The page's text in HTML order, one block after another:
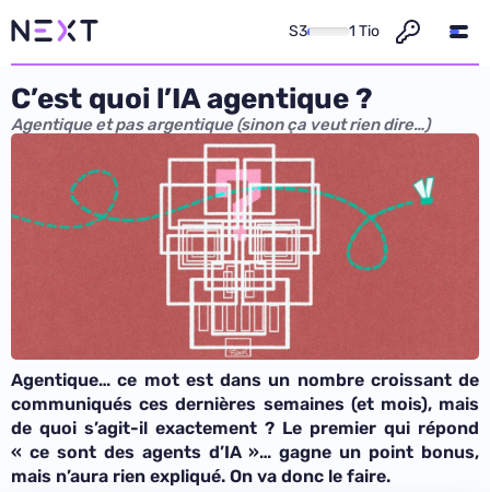
S3 1 Tio
C’est quoi l’IA agentique ?
Agentique et pas argentique (sinon ça veut rien dire…)
Agentique… ce mot est dans un nombre croissant de
communiqués ces dernières semaines (et mois), mais
de quoi s’agit-il exactement ? Le premier qui répond
« ce sont des agents d’IA »… gagne un point bonus,
mais n’aura rien expliqué. On va donc le faire.